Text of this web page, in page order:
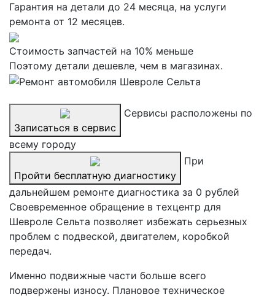
Гарантия на детали до 24 месяца, на услуги
ремонта от 12 месяцев.
Стоимость запчастей на 10% меньше
Поэтому детали дешевле, чем в магазинах.
Записаться в сервис
Сервисы расположены по
всему городу
Пройти бесплатную диагностику
При
дальнейшем ремонте диагностика за 0 рублей
Своевременное обращение в техцентр для
Шевроле Сельта позволяет избежать серьезных
проблем с подвеской, двигателем, коробкой
передач.
Именно подвижные части больше всего
подвержены износу. Плановое техническое